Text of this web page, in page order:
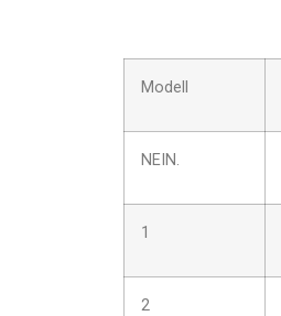
Modell
NEIN.
1
2